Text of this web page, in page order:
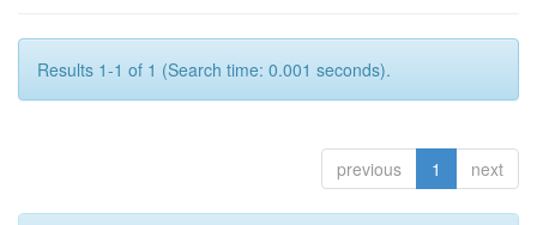
Results 1-1 of 1 (Search time: 0.001 seconds).
previous 1 next